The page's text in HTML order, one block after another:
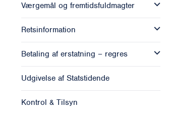
Værgemål og fremtidsfuldmagter
Retsinformation
Betaling af erstatning – regres
Udgivelse af Statstidende
Kontrol & Tilsyn